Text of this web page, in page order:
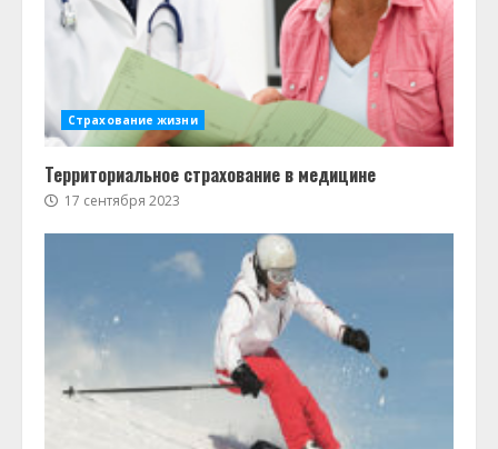
Страхование жизни
Территориальное страхование в медицине
17 сентября 2023